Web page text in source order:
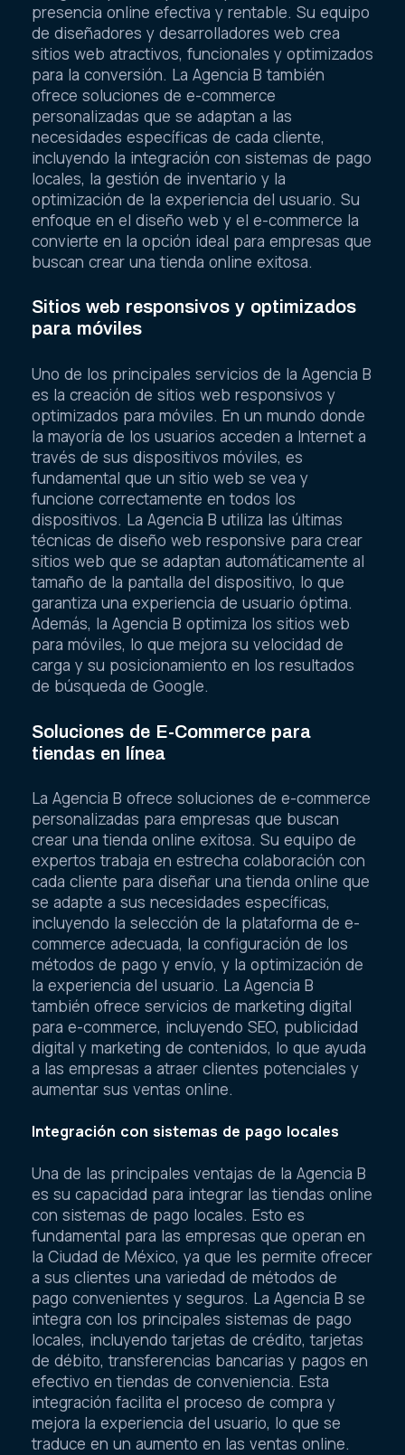
presencia online efectiva y rentable. Su equipo
de diseñadores y desarrolladores web crea
sitios web atractivos, funcionales y optimizados
para la conversión. La Agencia B también
ofrece soluciones de e-commerce
personalizadas que se adaptan a las
necesidades específicas de cada cliente,
incluyendo la integración con sistemas de pago
locales, la gestión de inventario y la
optimización de la experiencia del usuario. Su
enfoque en el diseño web y el e-commerce la
convierte en la opción ideal para empresas que
buscan crear una tienda online exitosa.
Sitios web responsivos y optimizados
para móviles
Uno de los principales servicios de la Agencia B
es la creación de sitios web responsivos y
optimizados para móviles. En un mundo donde
la mayoría de los usuarios acceden a Internet a
través de sus dispositivos móviles, es
fundamental que un sitio web se vea y
funcione correctamente en todos los
dispositivos. La Agencia B utiliza las últimas
técnicas de diseño web responsive para crear
sitios web que se adaptan automáticamente al
tamaño de la pantalla del dispositivo, lo que
garantiza una experiencia de usuario óptima.
Además, la Agencia B optimiza los sitios web
para móviles, lo que mejora su velocidad de
carga y su posicionamiento en los resultados
de búsqueda de Google.
Soluciones de E-Commerce para
tiendas en línea
La Agencia B ofrece soluciones de e-commerce
personalizadas para empresas que buscan
crear una tienda online exitosa. Su equipo de
expertos trabaja en estrecha colaboración con
cada cliente para diseñar una tienda online que
se adapte a sus necesidades específicas,
incluyendo la selección de la plataforma de e-
commerce adecuada, la configuración de los
métodos de pago y envío, y la optimización de
la experiencia del usuario. La Agencia B
también ofrece servicios de marketing digital
para e-commerce, incluyendo SEO, publicidad
digital y marketing de contenidos, lo que ayuda
a las empresas a atraer clientes potenciales y
aumentar sus ventas online.
Integración con sistemas de pago locales
Una de las principales ventajas de la Agencia B
es su capacidad para integrar las tiendas online
con sistemas de pago locales. Esto es
fundamental para las empresas que operan en
la Ciudad de México, ya que les permite ofrecer
a sus clientes una variedad de métodos de
pago convenientes y seguros. La Agencia B se
integra con los principales sistemas de pago
locales, incluyendo tarjetas de crédito, tarjetas
de débito, transferencias bancarias y pagos en
efectivo en tiendas de conveniencia. Esta
integración facilita el proceso de compra y
mejora la experiencia del usuario, lo que se
traduce en un aumento en las ventas online.